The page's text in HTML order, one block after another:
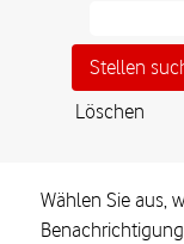
Löschen
Wählen Sie aus,